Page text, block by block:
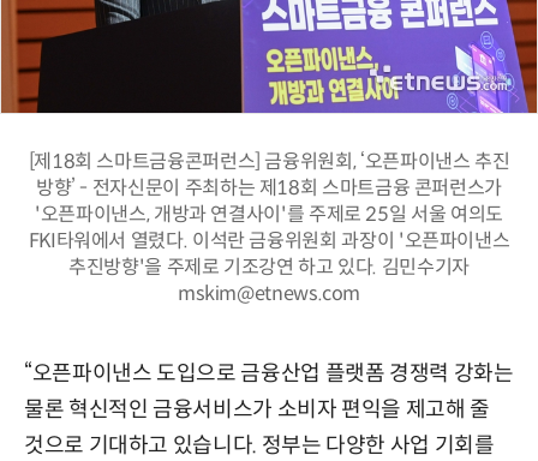
[제18회 스마트금융콘퍼런스] 금융위원회, ‘오픈파이낸스 추진
방향’ - 전자신문이 주최하는 제18회 스마트금융 콘퍼런스가
'오픈파이낸스, 개방과 연결사이'를 주제로 25일 서울 여의도
FKI타워에서 열렸다. 이석란 금융위원회 과장이 '오픈파이낸스
추진방향'을 주제로 기조강연 하고 있다. 김민수기자
mskim@etnews.com
“오픈파이낸스 도입으로 금융산업 플랫폼 경쟁력 강화는
물론 혁신적인 금융서비스가 소비자 편익을 제고해 줄
것으로 기대하고 있습니다. 정부는 다양한 사업 기회를